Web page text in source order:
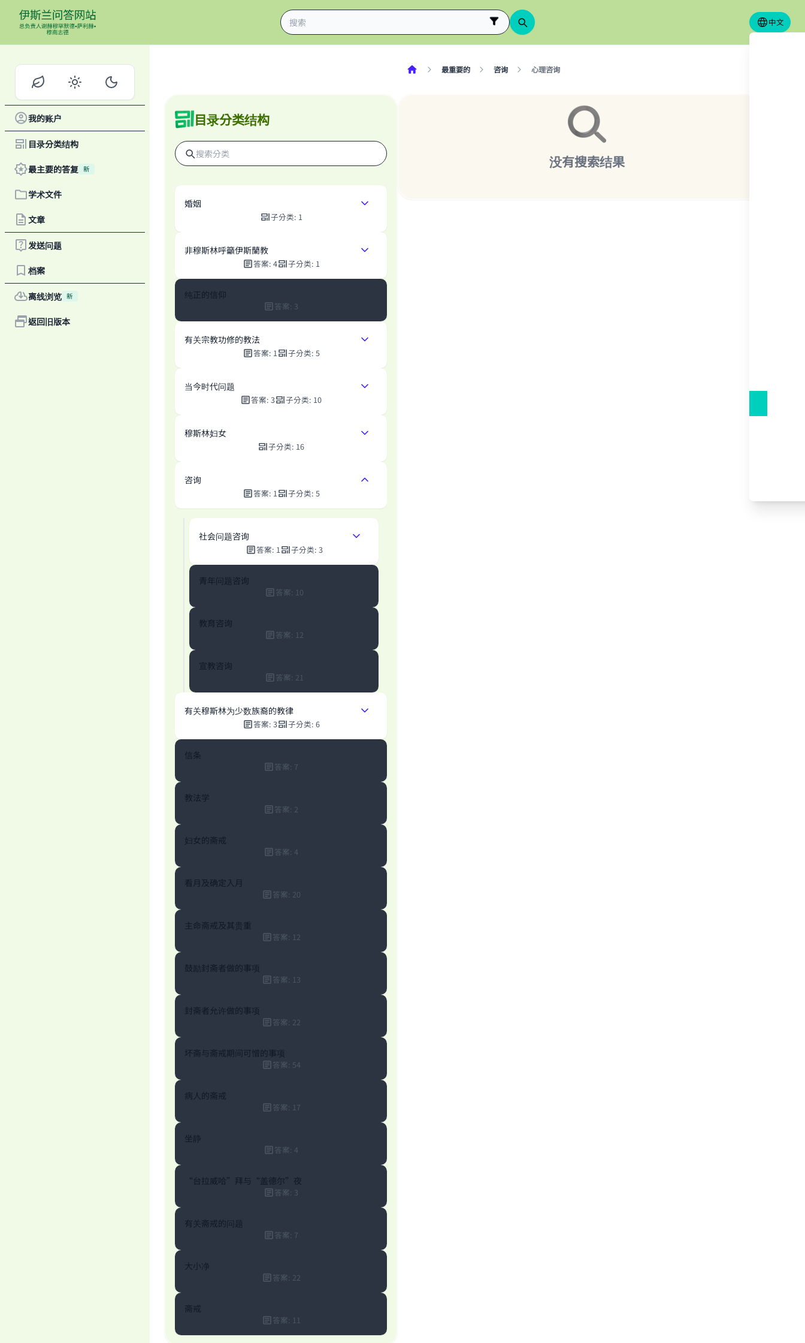
中文
我的账户
目录分类结构
最主要的答复 新
学术文件
文章
发送问题
档案
离线浏览 新
返回旧版本
目录分类结构
婚姻
子分类: 1
非穆斯林呼籲伊斯蘭教
答案: 4 子分类: 1
纯正的信仰
答案: 3
有关宗教功修的教法
答案: 1 子分类: 5
当今时代问题
答案: 3 子分类: 10
穆斯林妇女
子分类: 16
咨询
答案: 1 子分类: 5
社会问题咨询
答案: 1 子分类: 3
青年问题咨询
答案: 10
教育咨询
答案: 12
宣教咨询
答案: 21
有关穆斯林为少数族裔的教律
答案: 3 子分类: 6
信条
答案: 7
教法学
答案: 2
妇女的斋戒
答案: 4
看月及确定入月
答案: 20
主命斋戒及其贵重
答案: 12
鼓励封斋者做的事项
答案: 13
封斋者允许做的事项
答案: 22
坏斋与斋戒期间可憎的事项
答案: 54
病人的斋戒
答案: 17
坐静
答案: 4
“台拉威哈”拜与“盖德尔”夜
答案: 3
有关斋戒的问题
答案: 7
大小净
答案: 22
斋戒
答案: 11
最重要的 咨询 心理咨询
没有搜索结果
Make an impact on millions of lives with your
contribution today
Your support is crucial for our mission.
"A person who leads others to doing what is good will earn the
(MUSLIM, 1893)
Support IslamQA